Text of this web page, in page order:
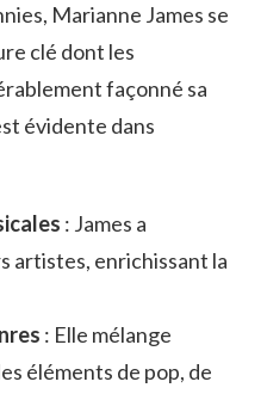
Marianne James se
clé dont les
façonné sa
évidente dans
: James a
artistes, enrichissant la
: Elle mélange
éléments de pop, de